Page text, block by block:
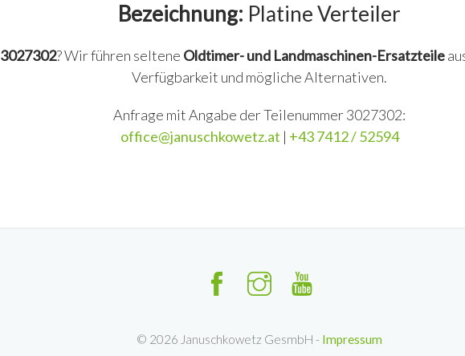
Bezeichnung: Platine Verteiler
3027302? Wir führen seltene Oldtimer- und Landmaschinen-Ersatzteile
Verfügbarkeit und mögliche Alternativen.
Anfrage mit Angabe der Teilenummer 3027302:
office@januschkowetz.at | +43 7412 / 52594
© 2026 Januschkowetz GesmbH - Impressum